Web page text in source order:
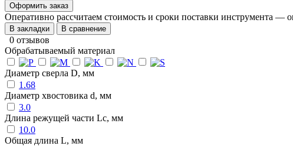
Оформить заказ
Оперативно рассчитаем стоимость и сроки поставки инструмента
В закладки В сравнение
0 отзывов
Обрабатываемый материал
Диаметр сверла D, мм
1.68
Диаметр хвостовика d, мм
3.0
Длина режущей части Lc, мм
10.0
Общая длина L, мм